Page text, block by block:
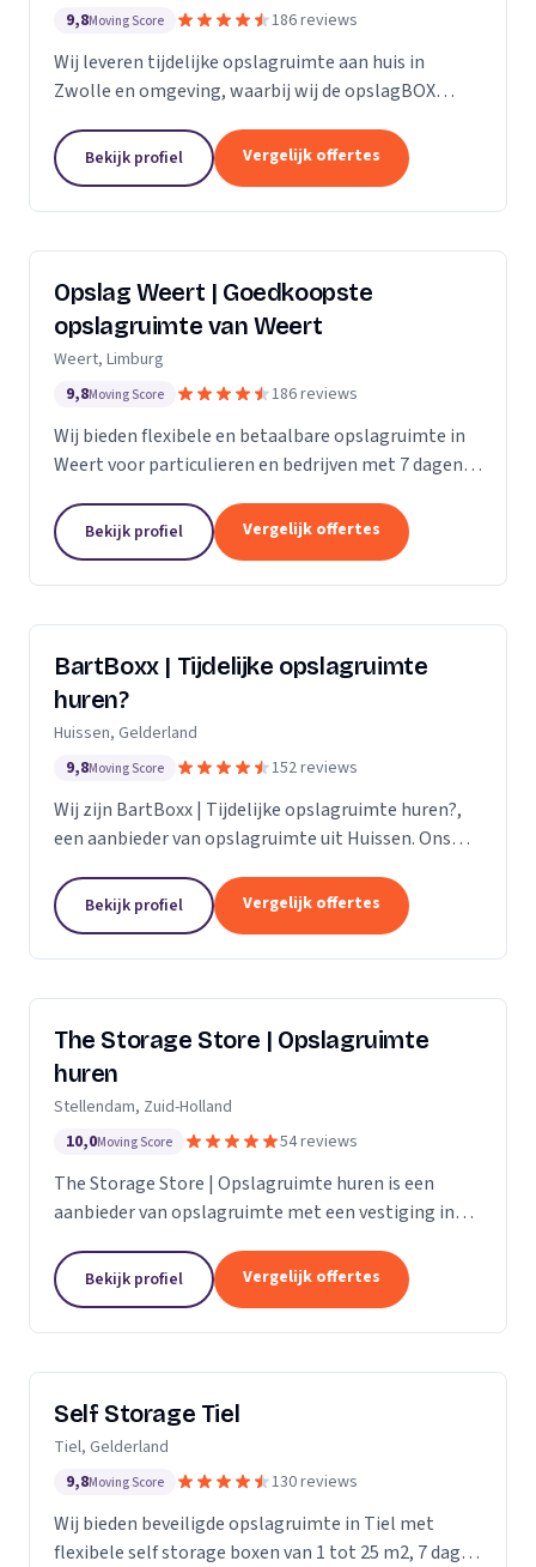
9,8Moving Score 186 reviews
Wij leveren tijdelijke opslagruimte aan huis in
Zwolle en omgeving, waarbij wij de opslagBOX
Bekijk profiel Vergelijk offertes
Opslag Weert | Goedkoopste
opslagruimte van Weert
Weert, Limburg
9,8Moving Score 186 reviews
Wij bieden flexibele en betaalbare opslagruimte in
Weert voor particulieren en bedrijven met 7 dagen
Bekijk profiel Vergelijk offertes
BartBoxx | Tijdelijke opslagruimte
huren?
Huissen, Gelderland
9,8Moving Score 152 reviews
Wij zijn BartBoxx | Tijdelijke opslagruimte huren?,
een aanbieder van opslagruimte uit Huissen. Ons
Bekijk profiel Vergelijk offertes
The Storage Store | Opslagruimte
huren
Stellendam, Zuid-Holland
10,0Moving Score 54 reviews
The Storage Store | Opslagruimte huren is een
aanbieder van opslagruimte met een vestiging in
Bekijk profiel Vergelijk offertes
Self Storage Tiel
Tiel, Gelderland
9,8Moving Score 130 reviews
Wij bieden beveiligde opslagruimte in Tiel met
flexibele self storage boxen van 1 tot 25 m2, 7 dagen